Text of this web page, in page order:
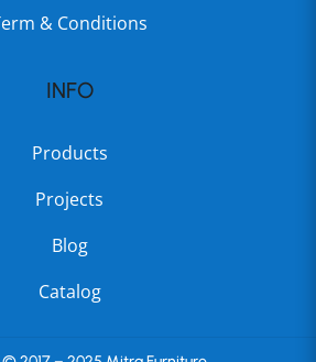
& Conditions
INFO
Products
Projects
Blog
Catalog